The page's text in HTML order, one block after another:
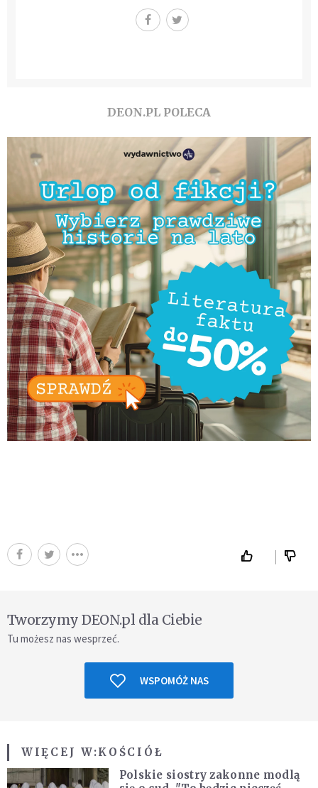
DEON.PL POLECA
Tworzymy DEON.pl dla Ciebie
Tu możesz nas wesprzeć.
WSPOMÓŻ NAS
WIĘCEJ W:KOŚCIÓŁ
Polskie siostry zakonne modlą